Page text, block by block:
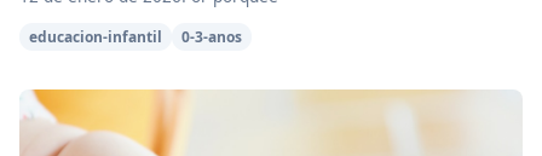
educacion-infantil 0-3-anos